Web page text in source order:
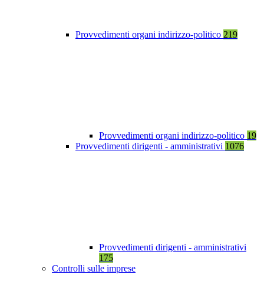
Provvedimenti organi indirizzo-politico 219
Provvedimenti organi indirizzo-politico 19
Provvedimenti dirigenti - amministrativi 1076
Provvedimenti dirigenti - amministrativi
175
Controlli sulle imprese